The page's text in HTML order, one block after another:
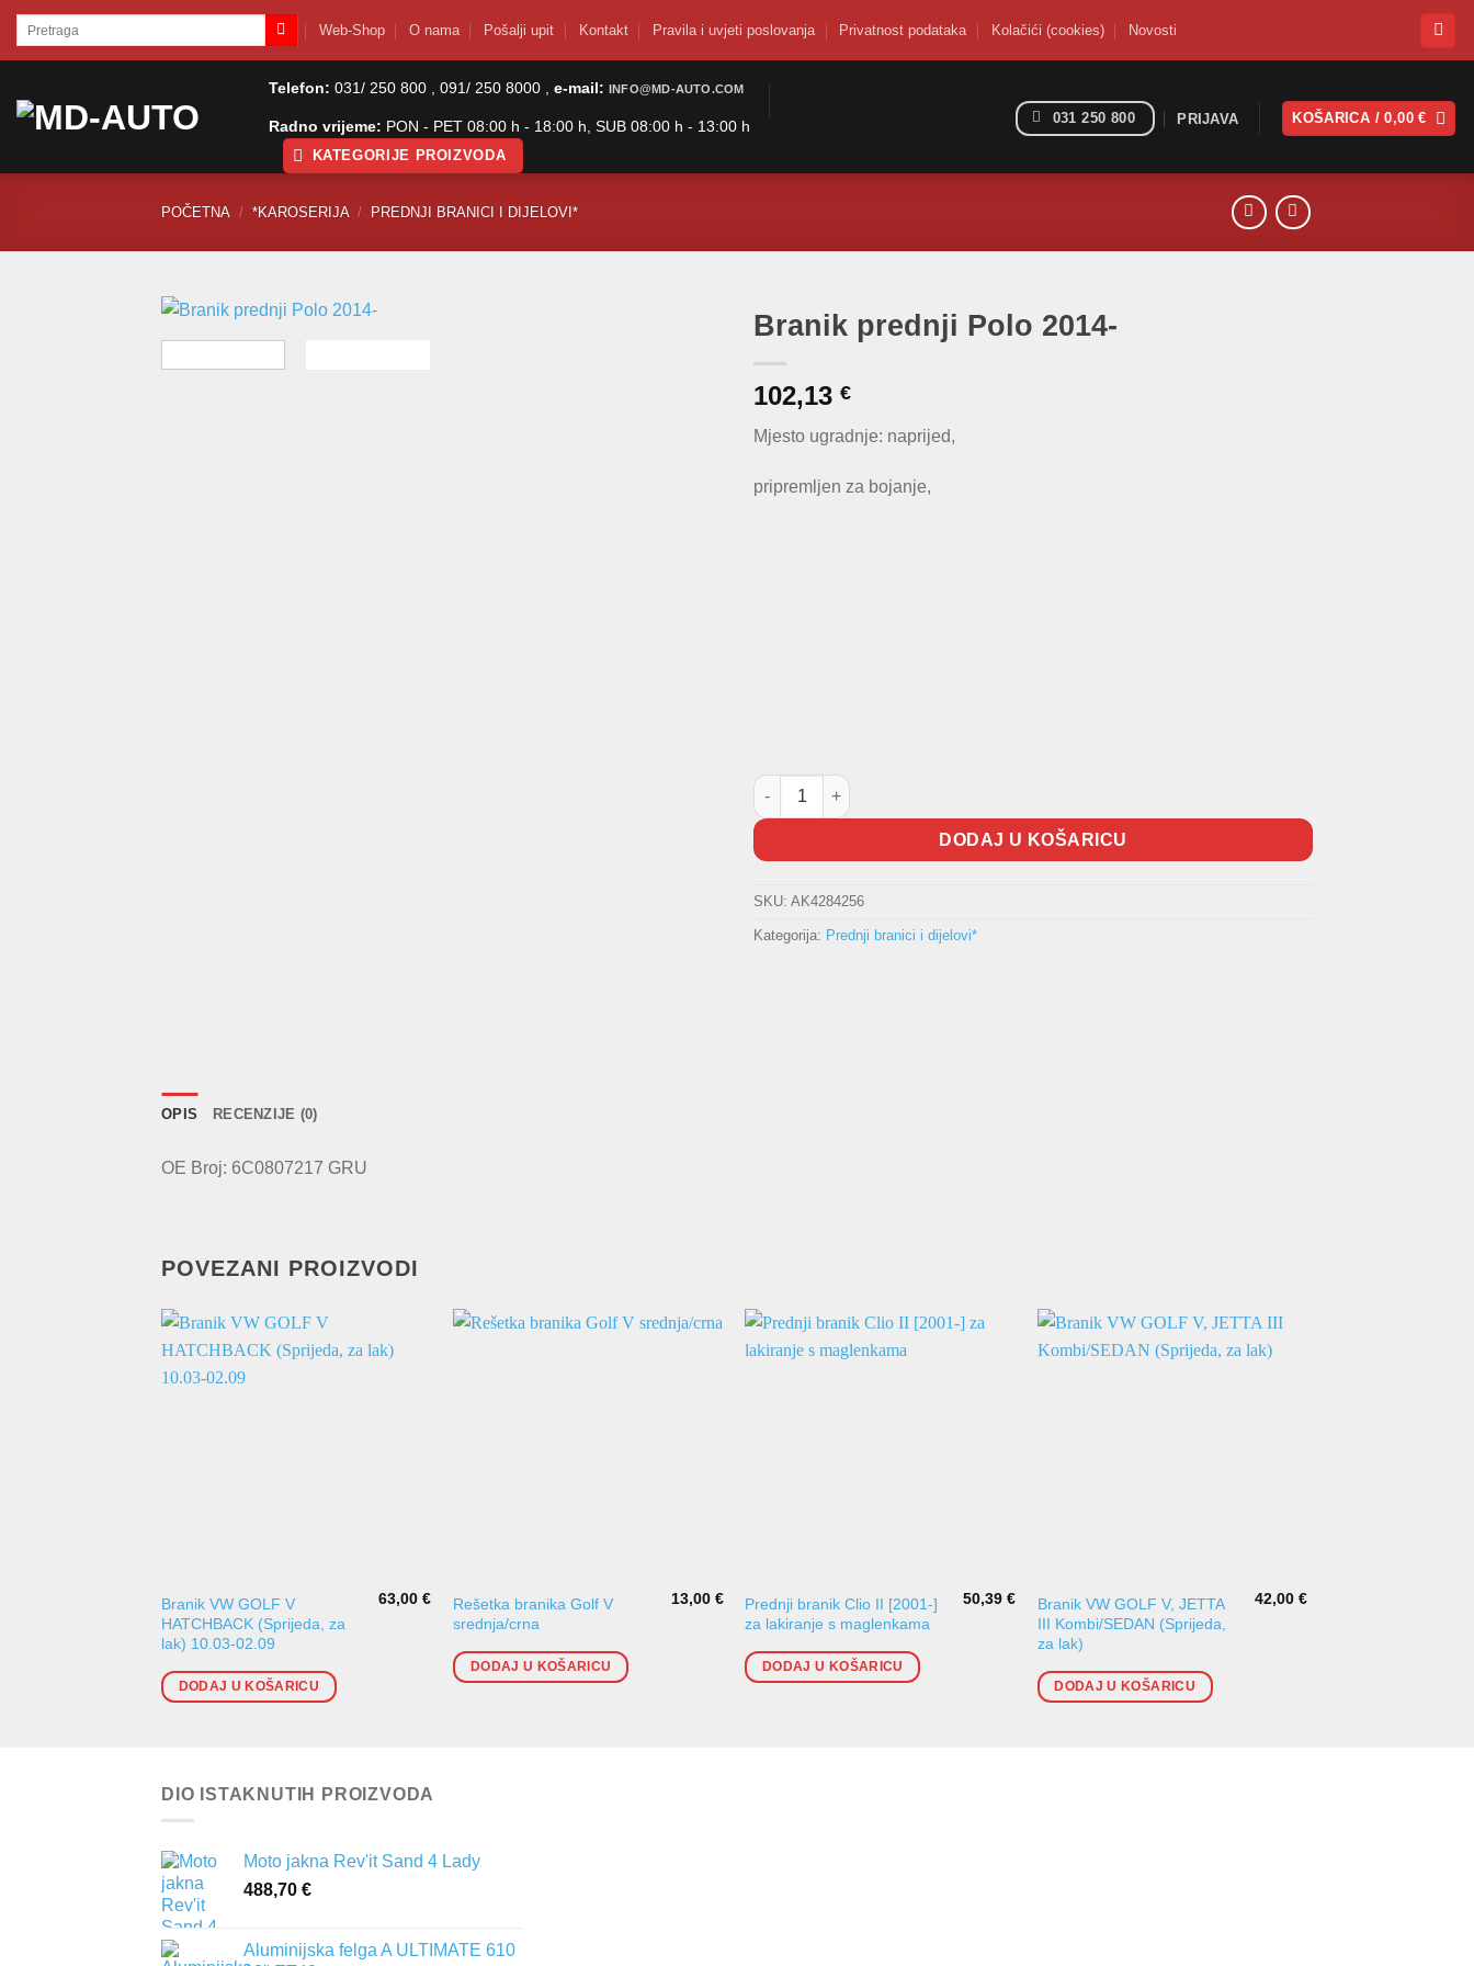
SkipPretraži: Web-Shop O nama Pošalji upit Kontakt Pravila i uvjeti poslovanja Privatnost podataka Kolačići (cookies) Novosti
Telefon: 031/ 250 800 , 091/ 250 8000 , e-mail: INFO@MD-AUTO.COM
Radno vrijeme: PON - PET 08:00 h - 18:00 h, SUB 08:00 h - 13:00 h
KATEGORIJE PROIZVODA
031 250 800 PRIJAVA KOŠARICA /0,00€
POČETNA / *KAROSERIJA / PREDNJI BRANICI I DIJELOVI*
Branik prednji Polo 2014-
102,13 €
Mjesto ugradnje: naprijed,
pripremljen za bojanje,
Branik prednji Polo 2014- količina
DODAJ U KOŠARICU
SKU: AK4284256
Kategorija: Prednji branici i dijelovi*
OPIS RECENZIJE (0)
OE Broj: 6C0807217 GRU
POVEZANI PROIZVODI
Branik VW GOLF V
HATCHBACK (Sprijeda, za
lak) 10.03-02.09
63,00€
DODAJ U KOŠARICU
Rešetka branika Golf V
srednja/crna
13,00 €
DODAJ U KOŠARICU
Prednji branik Clio II [2001-]
za lakiranje s maglenkama
50,39 €
DODAJ U KOŠARICU
Branik VW GOLF V, JETTA
III Kombi/SEDAN (Sprijeda,
za lak)
42,00€
DODAJ U KOŠARICU
DIO ISTAKNUTIH PROIZVODA
Moto jakna Rev'it Sand 4 Lady
488,70 €
Aluminijska felga A ULTIMATE 610